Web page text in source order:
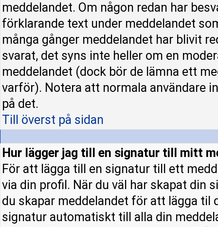
meddelandet. Om någon redan har
förklarande text under meddelandet
många gånger meddelandet har blivit
svarat, det syns inte heller om en
meddelandet (dock bör de lämna ett
varför). Notera att normala användare
på det.
Till överst på sidan
Hur lägger jag till en signatur till mitt
För att lägga till en signatur till ett
via din profil. När du väl har skapat din
du skapar meddelandet för att lägga til
signatur automatiskt till alla din